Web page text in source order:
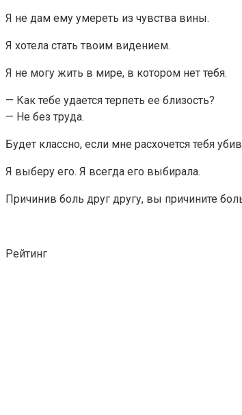
Я не дам ему умереть из чувства вины.
Я хотела стать твоим видением.
Я не могу жить в мире, в котором нет тебя.
— Как тебе удается терпеть ее близость?
— Не без труда.
Будет классно, если мне расхочется тебя
Я выберу его. Я всегда его выбирала.
Причинив боль друг другу, вы причините
Рейтинг